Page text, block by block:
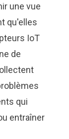
une vue
qu'elles
IoT
de
qui
entraîner